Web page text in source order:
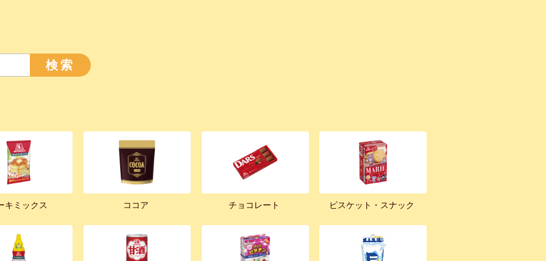
検索
キミックス ココア チョコレート ビスケット・スナック